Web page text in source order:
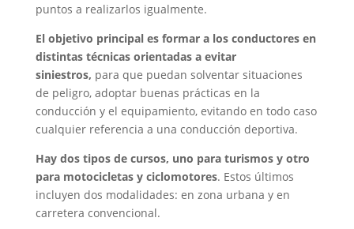
puntos a realizarlos igualmente.
El objetivo principal es formar a los conductores en
distintas técnicas orientadas a evitar
siniestros, para que puedan solventar situaciones
de peligro, adoptar buenas prácticas en la
conducción y el equipamiento, evitando en todo caso
cualquier referencia a una conducción deportiva.
Hay dos tipos de cursos, uno para turismos y otro
para motocicletas y ciclomotores. Estos últimos
incluyen dos modalidades: en zona urbana y en
carretera convencional.